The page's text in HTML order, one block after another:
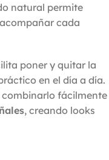
natural permite
cada
poner y quitar la
en el día a día.
combinarlo fácilmente
, creando looks